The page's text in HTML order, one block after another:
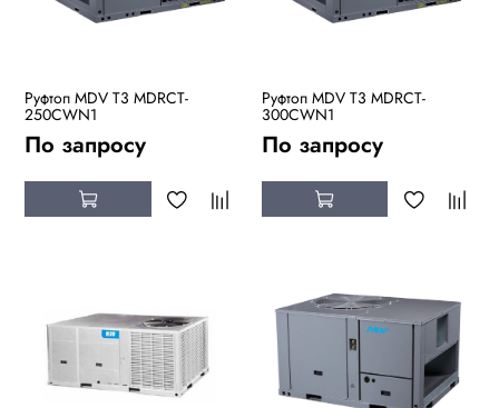
Руфтоп MDV T3 MDRCT-
250CWN1
По запросу
Руфтоп MDV T3 MDRCT-
300CWN1
По запросу